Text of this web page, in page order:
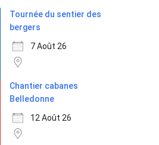
Tournée du sentier des
bergers
7 Août 26
Chantier cabanes
Belledonne
12 Août 26